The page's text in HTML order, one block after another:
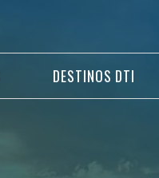
DESTINOS DTI